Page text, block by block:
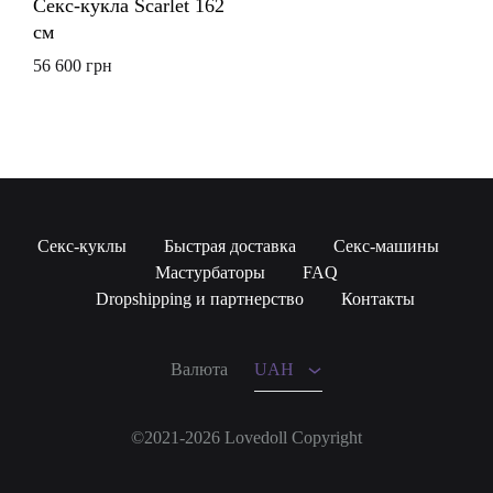
Секс-кукла Scarlet 162
см
56 600 грн
Валюта UAH
UAH
©2021-2026 Lovedoll Copyright
Секс-куклы Быстрая доставка
Секс-машины
Мастурбаторы
FAQ
Dropshipping и партнерство
Контакты